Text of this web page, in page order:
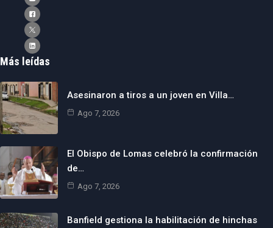
Más leídas
Asesinaron a tiros a un joven en Villa…
Ago 7, 2026
El Obispo de Lomas celebró la confirmación
de…
Ago 7, 2026
Banfield gestiona la habilitación de hinchas